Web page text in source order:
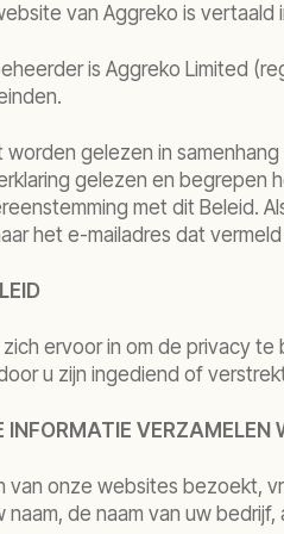
van Aggreko is
is Aggreko Limited
worden gelezen in
gelezen en begrepen
met dit Beleid.
het e-mailadres dat
ervoor in om de privacy
u zijn ingediend of
INFORMATIE VERZAMELEN
van onze websites bezoekt,
naam, de naam van uw